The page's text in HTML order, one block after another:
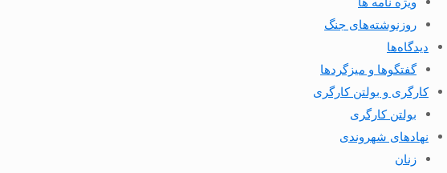
روزنوشته‌های جنگ
دیدگاه‌ها
گفتگوها و میزگردها
کارگری و بولتن کارگری
بولتن کارگری
نهادهای شهروندی
زنان